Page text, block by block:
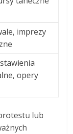
imprezy
opery
lub